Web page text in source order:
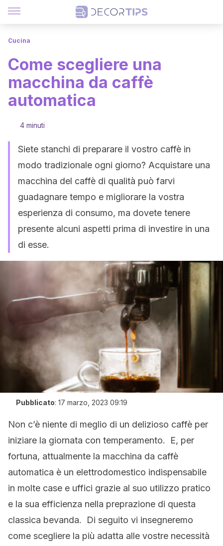
Cucina
Come scegliere una
macchina da caffè
automatica
4 minuti
Siete stanchi di preparare il vostro caffè in
modo tradizionale ogni giorno? Acquistare una
macchina del caffè di qualità può farvi
guadagnare tempo e migliorare la vostra
esperienza di consumo, ma dovete tenere
presente alcuni aspetti prima di investire in una
di esse.
Pubblicato: 17 marzo, 2023 09:19
Non c’è niente di meglio di un delizioso caffè per
iniziare la giornata con temperamento. E, per
fortuna, attualmente la macchina da caffè
automatica è un elettrodomestico indispensabile
in molte case e uffici grazie al suo utilizzo pratico
e la sua efficienza nella preprazione di questa
classica bevanda. Di seguito vi insegneremo
come scegliere la più adatta alle vostre necessità